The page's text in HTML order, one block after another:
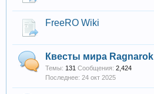
FreeRO Wiki
Квесты мира Ragnarok
Темы: 131 Сообщения: 2,424
24 окт 2025